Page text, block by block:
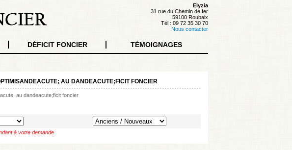
Elyzia
31 rue du Chemin de fer
59100 Roubaix
Tél : 09 72 35 30 70
Nous contacter
DÉFICIT FONCIER TÉMOIGNAGES
AU DANDEACUTE;FICIT FONCIER
au dandeacute;ficit foncier
à votre demande